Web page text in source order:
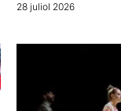
28 juliol 2026